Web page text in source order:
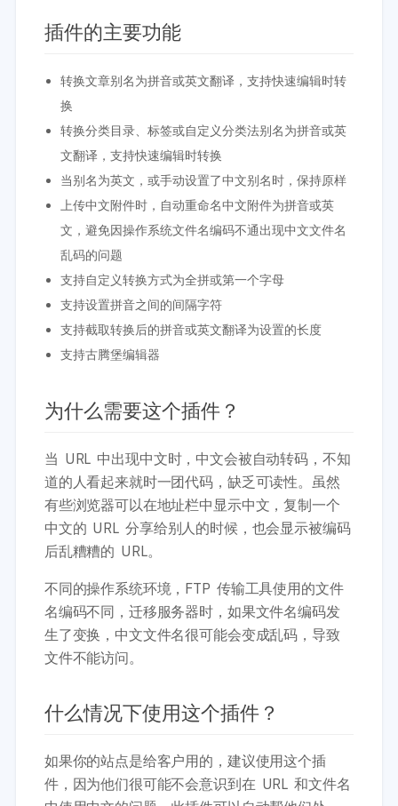
插件的主要功能
转换文章别名为拼音或英文翻译，支持快速编辑时转
换
转换分类目录、标签或自定义分类法别名为拼音或英
文翻译，支持快速编辑时转换
当别名为英文，或手动设置了中文别名时，保持原样
上传中文附件时，自动重命名中文附件为拼音或英
文，避免因操作系统文件名编码不通出现中文文件名
乱码的问题
支持自定义转换方式为全拼或第一个字母
支持设置拼音之间的间隔字符
支持截取转换后的拼音或英文翻译为设置的长度
支持古腾堡编辑器
为什么需要这个插件？
当 URL 中出现中文时，中文会被自动转码，不知
道的人看起来就时一团代码，缺乏可读性。虽然
有些浏览器可以在地址栏中显示中文，复制一个
中文的 URL 分享给别人的时候，也会显示被编码
后乱糟糟的 URL。
不同的操作系统环境，FTP 传输工具使用的文件
名编码不同，迁移服务器时，如果文件名编码发
生了变换，中文文件名很可能会变成乱码，导致
文件不能访问。
什么情况下使用这个插件？
如果你的站点是给客户用的，建议使用这个插
件，因为他们很可能不会意识到在 URL 和文件名